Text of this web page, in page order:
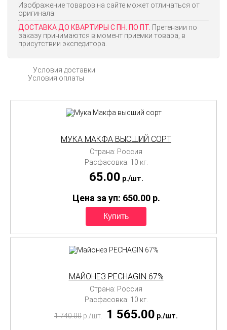
Изображение товаров на сайте может отличаться от
оригинала.
ДОСТАВКА ДО КВАРТИРЫ С ПН. ПО ПТ. Претензии по
заказу принимаются в момент приемки товара, в
присутствии экспедитора.
Условия доставки
Условия оплаты
МУКА МАКФА ВЫСШИЙ СОРТ
Страна: Россия
Расфасовка: 10 кг.
65.00 p./шт.
Цена за уп: 650.00 p.
МАЙОНЕЗ PECHAGIN 67%
Страна: Россия
Расфасовка: 10 кг.
1 740.00 p./шт. 1 565.00 p./шт.